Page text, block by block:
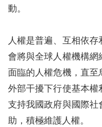
陳
申
訴
人
權
資
料
動。
人權是普遍、互相依
會將與全球人權機構
面臨的人權危機，直
外部干擾下行使基本
支持我國政府與國際社
助，積極維護人權。